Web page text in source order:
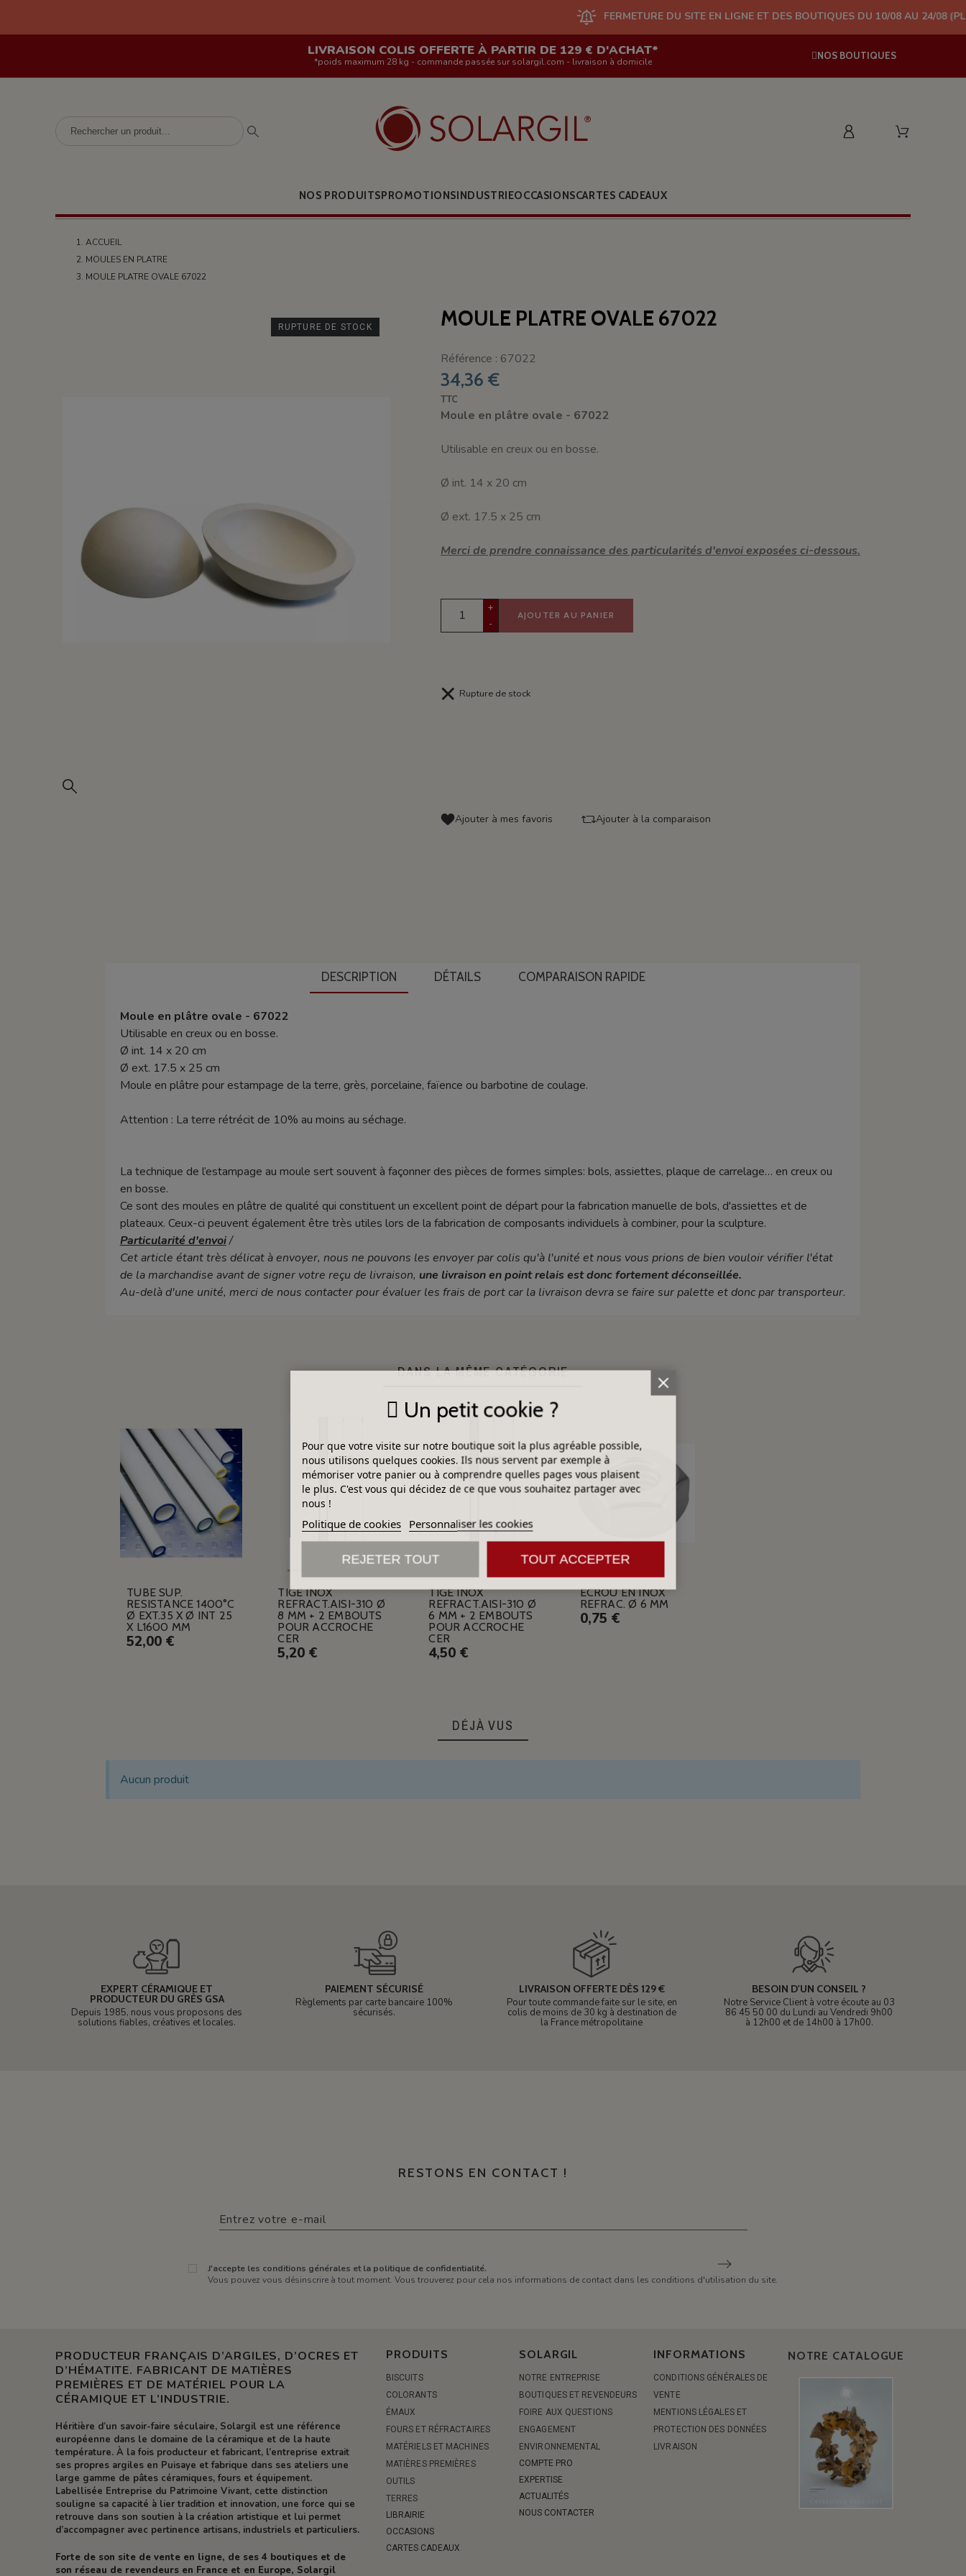
FERMETURE DU SITE EN LIGNE ET DES BOUTIQUES DU 10/08 AU 24/08 (PLUS
LIVRAISON COLIS OFFERTE À PARTIR DE 129 € D'ACHAT*
*poids maximum 28 kg - commande passée sur solargil.com - livraison à domicile
NOS BOUTIQUES
NOS PRODUITSPROMOTIONSINDUSTRIEOCCASIONSCARTES CADEAUX
ACCUEIL
MOULES EN PLATRE
MOULE PLATRE OVALE 67022
RUPTURE DE STOCK MOULE PLATRE OVALE 67022
Référence : 67022
34,36 €
TTC
Moule en plâtre ovale - 67022
Utilisable en creux ou en bosse.
Ø int. 14 x 20 cm
Ø ext. 17.5 x 25 cm
Merci de prendre connaissance des particularités d'envoi exposées ci-dessous.
+
-
AJOUTER AU PANIER
Rupture de stock
Ajouter à mes favoris Ajouter à la comparaison
DESCRIPTION DÉTAILS COMPARAISON RAPIDE
Moule en plâtre ovale - 67022
Utilisable en creux ou en bosse.
Ø int. 14 x 20 cm
Ø ext. 17.5 x 25 cm
Moule en plâtre pour estampage de la terre, grès, porcelaine, faïence ou barbotine de coulage.
Attention : La terre rétrécit de 10% au moins au séchage.
La technique de l’estampage au moule sert souvent à façonner des pièces de formes simples: bols, assiettes, plaque de carrelage… en creux ou
en bosse.
Ce sont des moules en plâtre de qualité qui constituent un excellent point de départ pour la fabrication manuelle de bols, d'assiettes et de
plateaux. Ceux-ci peuvent également être très utiles lors de la fabrication de composants individuels à combiner, pour la sculpture.
Particularité d'envoi/
Cet article étant très délicat à envoyer, nous ne pouvons les envoyer par colis qu'à l'unité et nous vous prions de bien vouloir vérifier l'état
de la marchandise avant de signer votre reçu de livraison, une livraison en point relais est donc fortement déconseillée.
Au-delà d'une unité, merci de nous contacter pour évaluer les frais de port car la livraison devra se faire sur palette et donc par transporteur.
DANS LA MÊME CATÉGORIE
TUBE SUP.
RESISTANCE 1400°C
Ø EXT.35 X Ø INT 25
X L1600 MM
52,00 €
TIGE INOX
REFRACT.AISI-310 Ø
8 MM + 2 EMBOUTS
POUR ACCROCHE
CER
5,20 €
TIGE INOX
REFRACT.AISI-310 Ø
6 MM + 2 EMBOUTS
POUR ACCROCHE
CER
4,50 €
ECROU EN INOX
REFRAC. Ø 6 MM
0,75 €
DÉJÀ VUS
Aucun produit
EXPERT CÉRAMIQUE ET
PRODUCTEUR DU GRÈS GSA
Depuis 1985, nous vous proposons des
solutions fiables, créatives et locales.
PAIEMENT SÉCURISÉ
Règlements par carte bancaire 100%
sécurisés.
LIVRAISON OFFERTE DÈS 129 €
Pour toute commande faite sur le site, en
colis de moins de 30 kg à destination de
la France métropolitaine
BESOIN D'UN CONSEIL ?
Notre Service Client à votre écoute au 03
86 45 50 00 du Lundi au Vendredi 9h00
à 12h00 et de 14h00 à 17h00.
RESTONS EN CONTACT !
J'accepte les conditions générales et la politique de confidentialité.
Vous pouvez vous désinscrire à tout moment. Vous trouverez pour cela nos informations de contact dans les conditions d'utilisation du site.
PRODUCTEUR FRANÇAIS D’ARGILES, D’OCRES ET
D’HÉMATITE. FABRICANT DE MATIÈRES
PREMIÈRES ET DE MATÉRIEL POUR LA
CÉRAMIQUE ET L’INDUSTRIE.
Héritière d’un savoir-faire séculaire, Solargil est une référence
européenne dans le domaine de la céramique et de la haute
température. À la fois producteur et fabricant, l’entreprise extrait
ses propres argiles en Puisaye et fabrique dans ses ateliers une
large gamme de pâtes céramiques, fours et équipement.
Labellisée Entreprise du Patrimoine Vivant, cette distinction
souligne sa capacité à lier tradition et innovation, une force qui se
retrouve dans son soutien à la création artistique et lui permet
d’accompagner avec pertinence artisans, industriels et particuliers.
Forte de son site de vente en ligne, de ses 4 boutiques et de
son réseau de revendeurs en France et en Europe, Solargil
PRODUITS
BISCUITS
COLORANTS
ÉMAUX
FOURS ET RÉFRACTAIRES
MATÉRIELS ET MACHINES
MATIÈRES PREMIÈRES
OUTILS
TERRES
LIBRAIRIE
OCCASIONS
CARTES CADEAUX
SOLARGIL
NOTRE ENTREPRISE
BOUTIQUES ET REVENDEURS
FOIRE AUX QUESTIONS
ENGAGEMENT
ENVIRONNEMENTAL
COMPTE PRO
EXPERTISE
ACTUALITÉS
NOUS CONTACTER
INFORMATIONS
CONDITIONS GÉNÉRALES DE
VENTE
MENTIONS LÉGALES ET
PROTECTION DES DONNÉES
LIVRAISON
NOTRE CATALOGUE
Un petit cookie ?
Pour que votre visite sur notre boutique soit la plus agréable possible,
nous utilisons quelques cookies. Ils nous servent par exemple à
mémoriser votre panier ou à comprendre quelles pages vous plaisent
le plus. C'est vous qui décidez de ce que vous souhaitez partager avec
nous !
Politique de cookies Personnaliser les cookies
REJETER TOUT TOUT ACCEPTER